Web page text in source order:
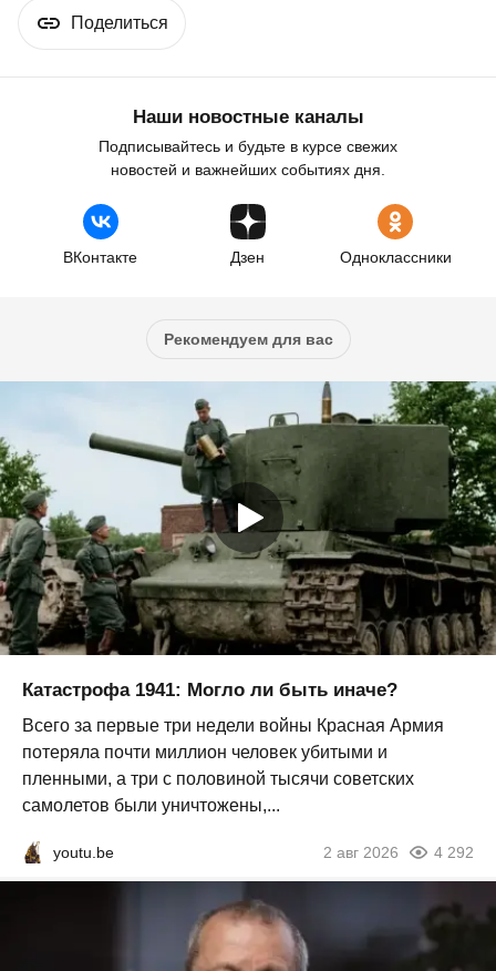
Поделиться
Наши новостные каналы
Подписывайтесь и будьте в курсе свежих
новостей и важнейших событиях дня.
ВКонтакте Дзен Одноклассники
Рекомендуем для вас
Катастрофа 1941: Могло ли быть иначе?
Всего за первые три недели войны Красная Армия
потеряла почти миллион человек убитыми и
пленными, а три с половиной тысячи советских
самолетов были уничтожены,...
youtu.be 2 авг 2026 4 292